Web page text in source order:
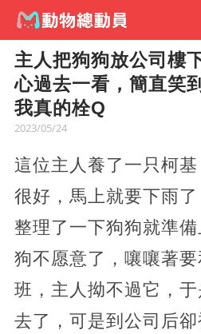
主人把狗狗放公司樓
心過去一看，簡直笑
我真的栓Q
2023/05/24
這位主人養了一只柯
很好，馬上就要下雨
整理了一下狗狗就準
狗不愿意了，嚷嚷著
班，主人拗不過它，
去了，可是到公司后